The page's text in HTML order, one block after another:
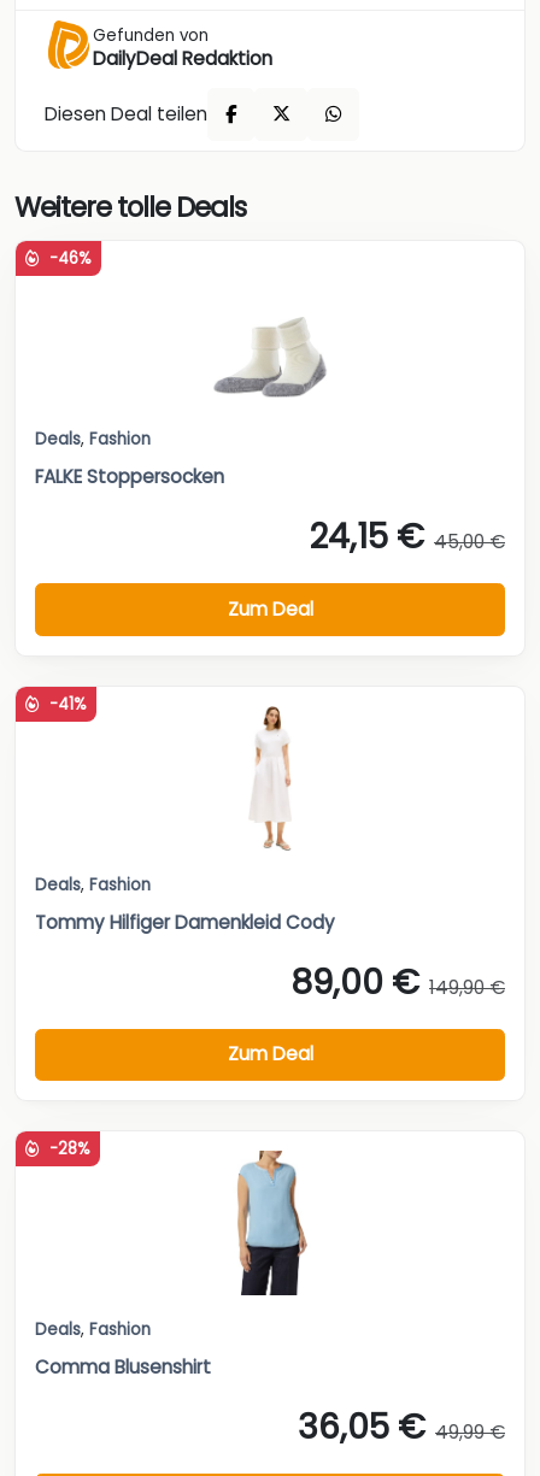
Gefunden von
DailyDeal Redaktion
Diesen Deal teilen
Weitere tolle Deals
-46%
Deals, Fashion
FALKE Stoppersocken
24,15 € 45,00 €
Zum Deal
-41%
Deals, Fashion
Tommy Hilfiger Damenkleid Cody
89,00 € 149,90 €
Zum Deal
-28%
Deals, Fashion
Comma Blusenshirt
36,05 € 49,99 €